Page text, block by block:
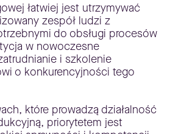
łatwiej jest utrzymywać
zespół ludzi z
do obsługi procesów
w nowoczesne
i szkolenie
o konkurencyjności tego
które prowadzą działalność
priorytetem jest